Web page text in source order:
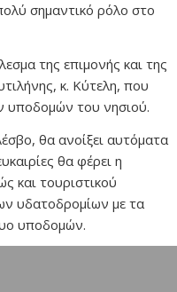
σημαντικό ρόλο στο
της επιμονής και της
κ. Κύτελη, που
υποδομών του νησιού.
θα ανοίξει αυτόματα
θα φέρει η
και τουριστικού
υδατοδρομίων με τα
υποδομών.